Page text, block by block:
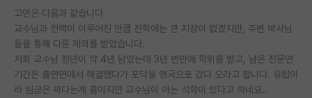
임용 정보 게시판
학부 인턴 게시판
취업 게시판
고민은 다음과 같습니다.
교수님과 컨택이 이루어진 만큼 진학에는 큰 지장이 없겠지만, 주변 박사님
들을 통해 다른 제의를 받았습니다.
저희 교수님 정년이 약 4년 남았는데 3년 반만에 학위를 받고, 남은 전문연
기간은 출연연에서 해결했다가 포닥을 영국으로 갔다 오라고 합니다. 유럽이
라 임금은 짜다는게 흠이지만 교수님이 아는 석학이 있다고 하네요..